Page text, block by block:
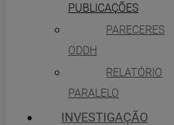
PUBLICAÇÕES
PARECERES
ODDH
RELATÓRIO
PARALELO
INVESTIGAÇÃO